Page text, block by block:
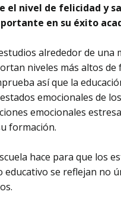
el nivel de felicidad y
en su éxito
alrededor de una
niveles más altos de
así que la
emocionales de
emocionales
formación.
hace para que los
se reflejan no